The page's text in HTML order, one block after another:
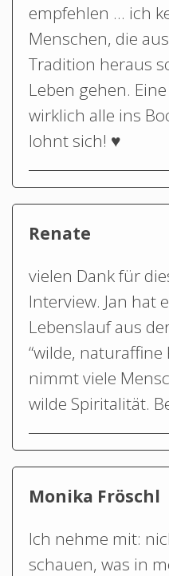
empfehlen … ich
Menschen, die
Tradition heraus
Leben gehen.
wirklich alle ins
lohnt sich! ♥
Renate
vielen Dank für
Interview. Jan hat
Lebenslauf aus
“wilde, naturaffine
nimmt viele
wilde Spiritalität.
Monika Fröschl
Ich nehme mit:
schauen, was in